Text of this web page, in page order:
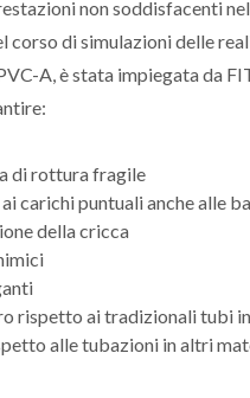
non soddisfacenti
corso di simulazioni delle
A, è stata impiegata da
di rottura fragile
carichi puntuali anche alle
della cricca
rispetto ai tradizionali tubi
alle tubazioni in altri